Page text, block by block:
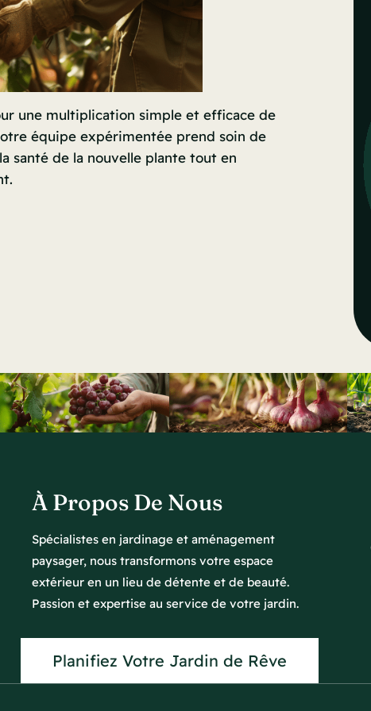
une multiplication simple et efficace de
équipe expérimentée prend soin de
santé de la nouvelle plante tout en
À Propos De Nous
Spécialistes en jardinage et aménagement
paysager, nous transformons votre espace
extérieur en un lieu de détente et de beauté.
Passion et expertise au service de votre jardin.
Planifiez Votre Jardin de Rêve